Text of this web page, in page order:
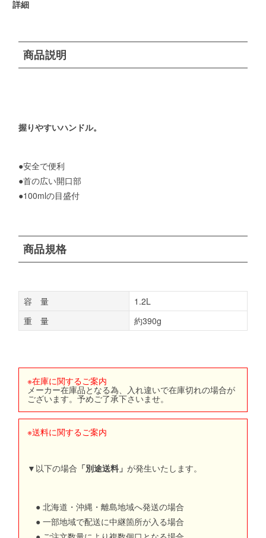
詳細
商品説明
握りやすいハンドル。
●安全で便利
●首の広い開口部
●100mlの目盛付
商品規格
容 量
1.2L
重 量
約390g
※在庫に関するご案内
メーカー在庫品となる為、入れ違いで在庫切れの場合が
ございます。予めご了承下さいませ。
※送料に関するご案内
▼以下の場合 「別途送料」 が発生いたします。
● 北海道・沖縄・離島地域へ発送の場合
● 一部地域で配送に中継箇所が入る場合